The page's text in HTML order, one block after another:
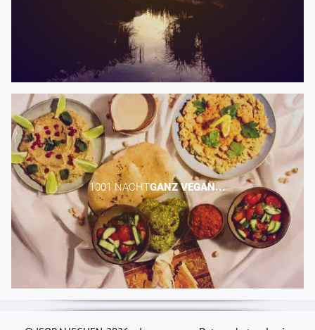
1001 NACHT​GANZ VEGAN...